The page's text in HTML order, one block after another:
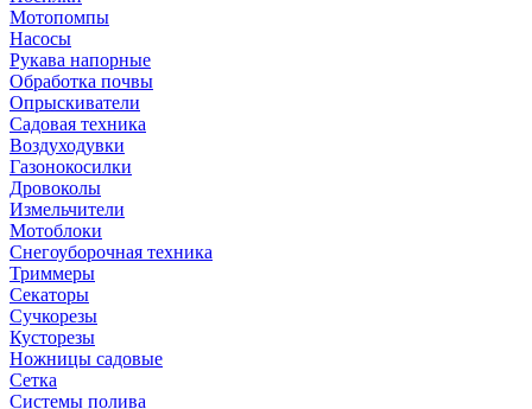
Мотопомпы
Насосы
Рукава напорные
Обработка почвы
Опрыскиватели
Садовая техника
Воздуходувки
Газонокосилки
Дровоколы
Измельчители
Мотоблоки
Снегоуборочная техника
Триммеры
Секаторы
Сучкорезы
Кусторезы
Ножницы садовые
Сетка
Системы полива